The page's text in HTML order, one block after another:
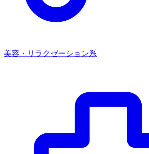
美容・リラクゼーション系